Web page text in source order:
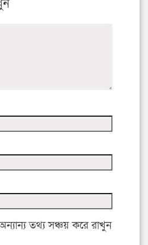
তথ্য সঞ্চয় করে রাখুন